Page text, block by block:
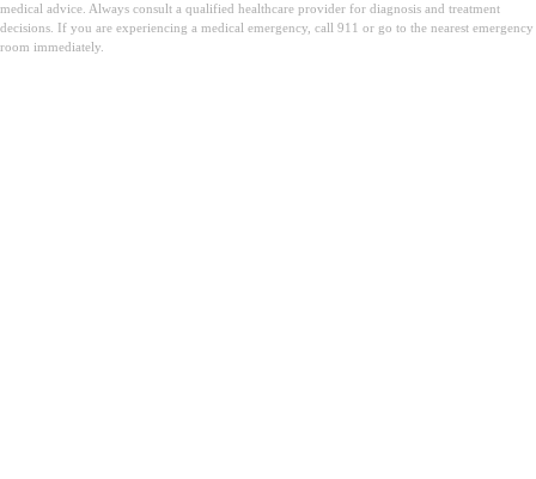
medical advice. Always consult a qualified healthcare provider for diagnosis and treatment
decisions. If you are experiencing a medical emergency, call 911 or go to the nearest emergency
room immediately.